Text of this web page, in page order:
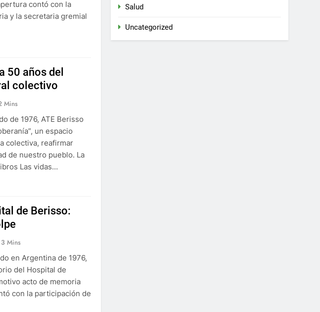
contó con la
y la secretaria gremial
50 años del
colectivo
Mins
de 1976, ATE Berisso
un espacio
colectiva, reafirmar
de nuestro pueblo. La
Las vidas…
de Berisso:
3 Mins
en Argentina de 1976,
del Hospital de
acto de memoria
con la participación de
Salud
Uncategorized